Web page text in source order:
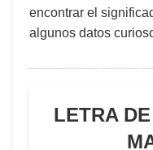
encontrar el
algunos datos
LETRA